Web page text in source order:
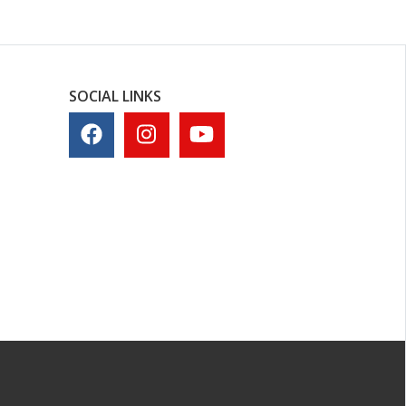
SOCIAL LINKS